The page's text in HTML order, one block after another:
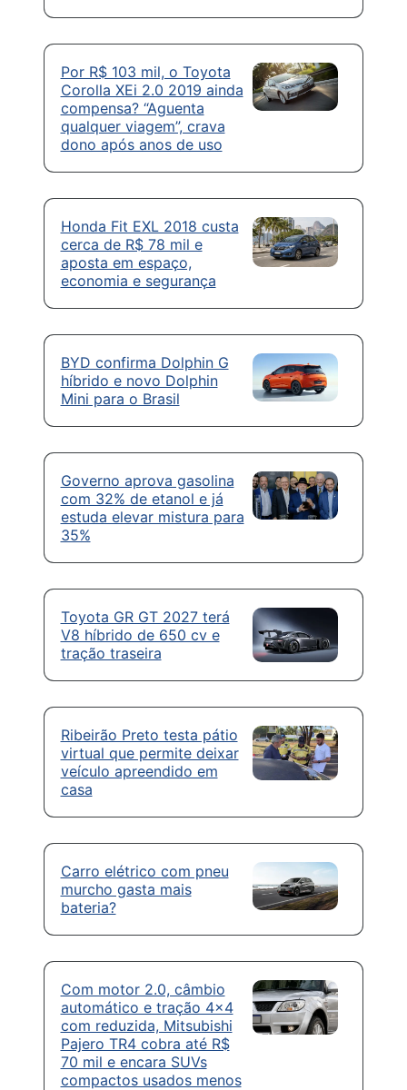
Por R$ 103 mil, o Toyota
Corolla XEi 2.0 2019 ainda
compensa? “Aguenta
qualquer viagem”, crava
dono após anos de uso
Honda Fit EXL 2018 custa
cerca de R$ 78 mil e
aposta em espaço,
economia e segurança
BYD confirma Dolphin G
híbrido e novo Dolphin
Mini para o Brasil
Governo aprova gasolina
com 32% de etanol e já
estuda elevar mistura para
35%
Toyota GR GT 2027 terá
V8 híbrido de 650 cv e
tração traseira
Ribeirão Preto testa pátio
virtual que permite deixar
veículo apreendido em
casa
Carro elétrico com pneu
murcho gasta mais
bateria?
Com motor 2.0, câmbio
automático e tração 4×4
com reduzida, Mitsubishi
Pajero TR4 cobra até R$
70 mil e encara SUVs
compactos usados menos